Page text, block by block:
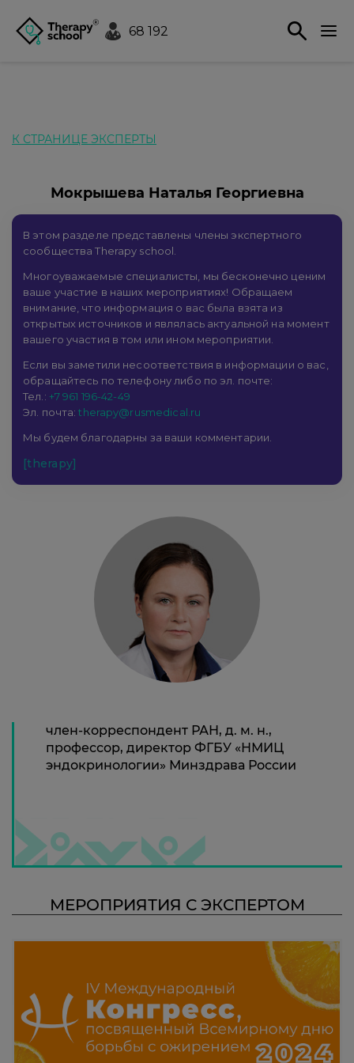
68 192
К СТРАНИЦЕ ЭКСПЕРТЫ
Мокрышева Наталья Георгиевна
В этом разделе представлены члены экспертного
сообщества Therapy school.
Многоуважаемые специалисты, мы бесконечно ценим
ваше участие в наших мероприятиях! Обращаем
внимание, что информация о вас была взята из
открытых источников и являлась актуальной на момент
вашего участия в том или ином мероприятии.
Если вы заметили несоответствия в информации о вас,
обращайтесь по телефону либо по эл. почте:
Тел.: +7 961 196-42-49
Эл. почта:therapy@rusmedical.ru
Мы будем благодарны за ваши комментарии.
[therapy]
член-корреспондент РАН, д. м. н.,
профессор, директор ФГБУ «НМИЦ
эндокринологии» Минздрава России
МЕРОПРИЯТИЯ С ЭКСПЕРТОМ